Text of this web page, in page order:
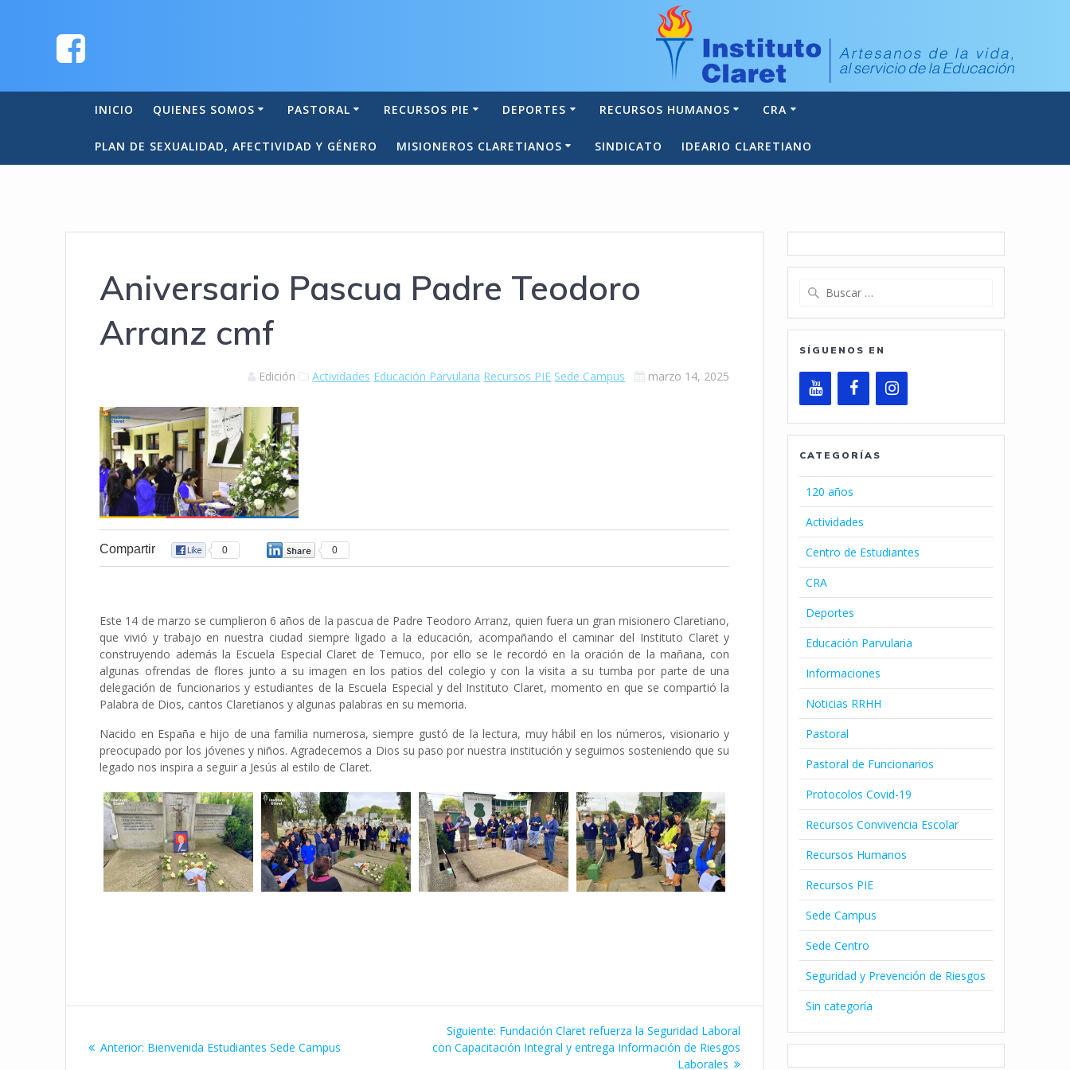
INICIO QUIENES SOMOS PASTORAL RECURSOS PIE DEPORTES RECURSOS HUMANOS CRA
PLAN DE SEXUALIDAD, AFECTIVIDAD Y GÉNERO MISIONEROS CLARETIANOS SINDICATO IDEARIO CLARETIANO
Aniversario Pascua Padre Teodoro
Arranz cmf
Edición Actividades Educación Parvularia Recursos PIE Sede Campus marzo 14, 2025
Compartir 0 0
Este 14 de marzo se cumplieron 6 años de la pascua de Padre Teodoro Arranz, quien fuera un gran misionero Claretiano,
que vivió y trabajo en nuestra ciudad siempre ligado a la educación, acompañando el caminar del Instituto Claret y
construyendo además la Escuela Especial Claret de Temuco, por ello se le recordó en la oración de la mañana, con
algunas ofrendas de flores junto a su imagen en los patios del colegio y con la visita a su tumba por parte de una
delegación de funcionarios y estudiantes de la Escuela Especial y del Instituto Claret, momento en que se compartió la
Palabra de Dios, cantos Claretianos y algunas palabras en su memoria.
Nacido en España e hijo de una familia numerosa, siempre gustó de la lectura, muy hábil en los números, visionario y
preocupado por los jóvenes y niños. Agradecemos a Dios su paso por nuestra institución y seguimos sosteniendo que su
legado nos inspira a seguir a Jesús al estilo de Claret.
de Anterior: Entrada
Bienvenida Estudiantes Sede Campus
Siguiente: Siguiente
entrada:
Fundación Claret refuerza la Seguridad Laboral
con Capacitación Integral y entrega Información de Riesgos
Laborales
Buscar:
SÍGUENOS EN
CATEGORÍAS
120 años
Actividades
Centro de Estudiantes
CRA
Deportes
Educación Parvularia
Informaciones
Noticias RRHH
Pastoral
Pastoral de Funcionarios
Protocolos Covid-19
Recursos Convivencia Escolar
Recursos Humanos
Recursos PIE
Sede Campus
Sede Centro
Seguridad y Prevención de Riesgos
Sin categoría